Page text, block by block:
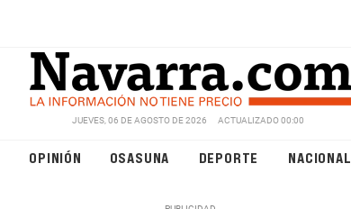
JUEVES, 06 DE AGOSTO DE 2026 ACTUALIZADO 00:00
OPINIÓN OSASUNA DEPORTE NACIONAL